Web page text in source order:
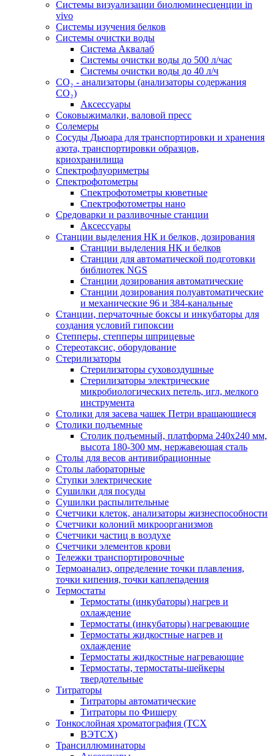
Системы визуализации биолюминесценции in
vivo
Системы изучения белков
Системы очистки воды
Система Аквалаб
Системы очистки воды до 500 л/час
Системы очистки воды до 40 л/ч
СО₂ - анализаторы (анализаторы содержания
СО₂)
Аксессуары
Соковыжималки, валовой пресс
Солемеры
Сосуды Дьюара для транспортировки и хранения
азота, транспортировки образцов,
криохранилища
Спектрофлуориметры
Спектрофотометры
Спектрофотометры кюветные
Спектрофотометры нано
Средоварки и разливочные станции
Аксессуары
Станции выделения НК и белков, дозирования
Станции выделения НК и белков
Станции для автоматической подготовки
библиотек NGS
Станции дозирования автоматические
Станции дозирования полуавтоматические
и механические 96 и 384-канальные
Станции, перчаточные боксы и инкубаторы для
создания условий гипоксии
Степперы, степперы шприцевые
Стереотаксис, оборудование
Стерилизаторы
Стерилизаторы суховоздушные
Стерилизаторы электрические
микробиологических петель, игл, мелкого
инструмента
Столики для засева чашек Петри вращающиеся
Столики подъемные
Столик подъемный, платформа 240х240 мм,
высота 180-300 мм, нержавеющая сталь
Столы для весов антивибрационные
Столы лабораторные
Ступки электрические
Сушилки для посуды
Сушилки распылительные
Счетчики клеток, анализаторы жизнеспособности
Счетчики колоний микроорганизмов
Счетчики частиц в воздухе
Счетчики элементов крови
Тележки транспортировочные
Термоанализ, определение точки плавления,
точки кипения, точки каплепадения
Термостаты
Термостаты (инкубаторы) нагрев и
охлаждение
Термостаты (инкубаторы) нагревающие
Термостаты жидкостные нагрев и
охлаждение
Термостаты жидкостные нагревающие
Термостаты, термостаты-шейкеры
твердотельные
Титраторы
Титраторы автоматические
Титраторы по Фишеру
Тонкослойная хроматография (ТСХ
ВЭТСХ)
Трансиллюминаторы